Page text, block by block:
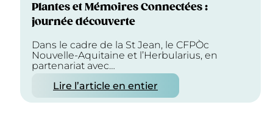
Plantes et Mémoires Connectées :
journée découverte
Dans le cadre de la St Jean, le CFPÒc
Nouvelle-Aquitaine et l’Herbularius, en
partenariat avec…
Lire l’article en entier